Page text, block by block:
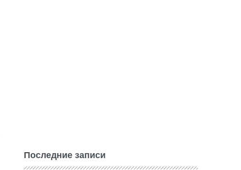
Последние записи